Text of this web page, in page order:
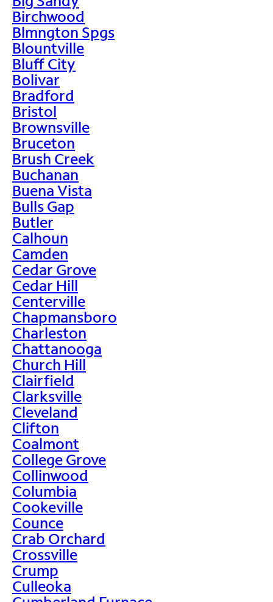
Birchwood
Blmngton Spgs
Blountville
Bluff City
Bolivar
Bradford
Bristol
Brownsville
Bruceton
Brush Creek
Buchanan
Buena Vista
Bulls Gap
Butler
Calhoun
Camden
Cedar Grove
Cedar Hill
Centerville
Chapmansboro
Charleston
Chattanooga
Church Hill
Clairfield
Clarksville
Cleveland
Clifton
Coalmont
College Grove
Collinwood
Columbia
Cookeville
Counce
Crab Orchard
Crossville
Crump
Culleoka